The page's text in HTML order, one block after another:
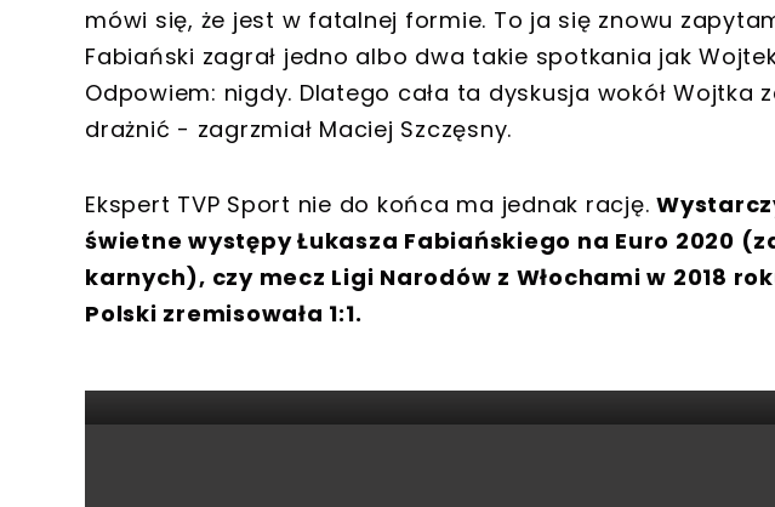
mówi się, że jest w fatalnej formie. To ja się znowu
Fabiański zagrał jedno albo dwa takie spotkania jak
Odpowiem: nigdy. Dlatego cała ta dyskusja wokół Wojtka
drażnić - zagrzmiał Maciej Szczęsny.
Ekspert TVP Sport nie do końca ma jednak rację.
świetne występy Łukasza Fabiańskiego na Euro 2020
karnych), czy mecz Ligi Narodów z Włochami w 2018
Polski zremisowała 1:1.